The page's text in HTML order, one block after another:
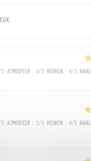
Atmosfeer : 4/5 Keuken : 4/5
Atmosfeer : 3/5 Keuken : 4/5